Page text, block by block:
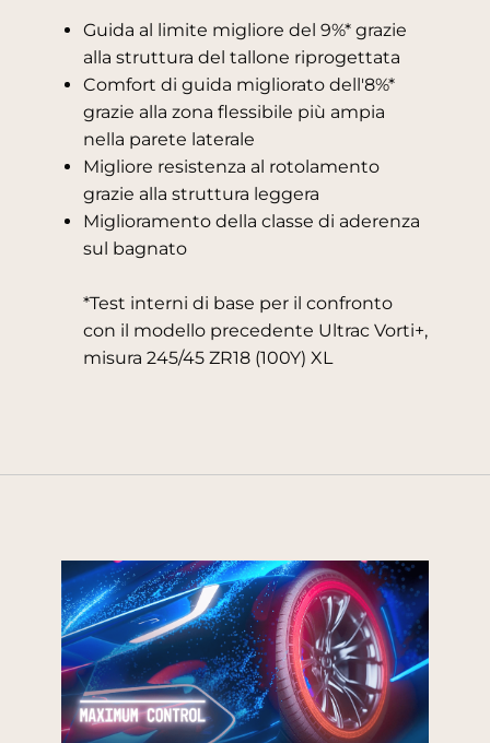
Guida al limite migliore del 9%* grazie
alla struttura del tallone riprogettata
Comfort di guida migliorato dell'8%*
grazie alla zona flessibile più ampia
nella parete laterale
Migliore resistenza al rotolamento
grazie alla struttura leggera
Miglioramento della classe di aderenza
sul bagnato
*Test interni di base per il confronto
con il modello precedente Ultrac Vorti+,
misura 245/45 ZR18 (100Y) XL